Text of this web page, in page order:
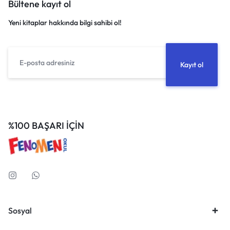
Bültene kayıt ol
Yeni kitaplar hakkında bilgi sahibi ol!
%100 BAŞARI İÇİN
Sosyal